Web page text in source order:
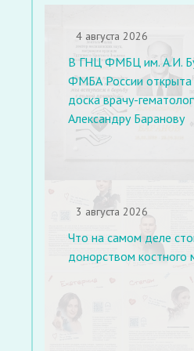
4 августа 2026
В ГНЦ ФМБЦ им. А.И.
ФМБА России открыта
доска врачу-
Александру Баранову
3 августа 2026
Что на самом деле
донорством костного